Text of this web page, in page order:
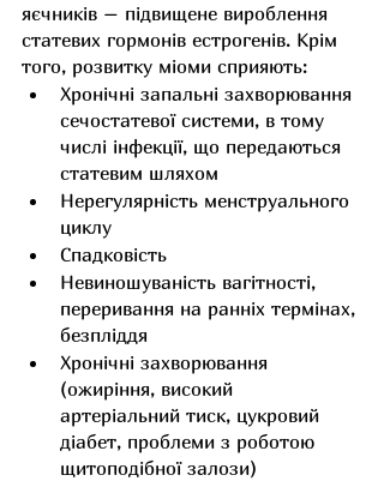
яєчників – підвищене вироблення
статевих гормонів естрогенів. Крім
того, розвитку міоми сприяють:
Хронічні запальні захворювання
сечостатевої системи, в тому
числі інфекції, що передаються
статевим шляхом
Нерегулярність менструального
циклу
Спадковість
Невиношуваність вагітності,
переривання на ранніх термінах,
безпліддя
Хронічні захворювання
(ожиріння, високий
артеріальний тиск, цукровий
діабет, проблеми з роботою
щитоподібної залози)